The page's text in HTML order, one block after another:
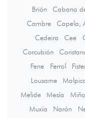
Brión
Cabana
Cambre
Capela,
Cedeira
Cee
Corcubión
Fene
Ferrol
Lousame
Melide
Mesía Miño
Muxía
Narón